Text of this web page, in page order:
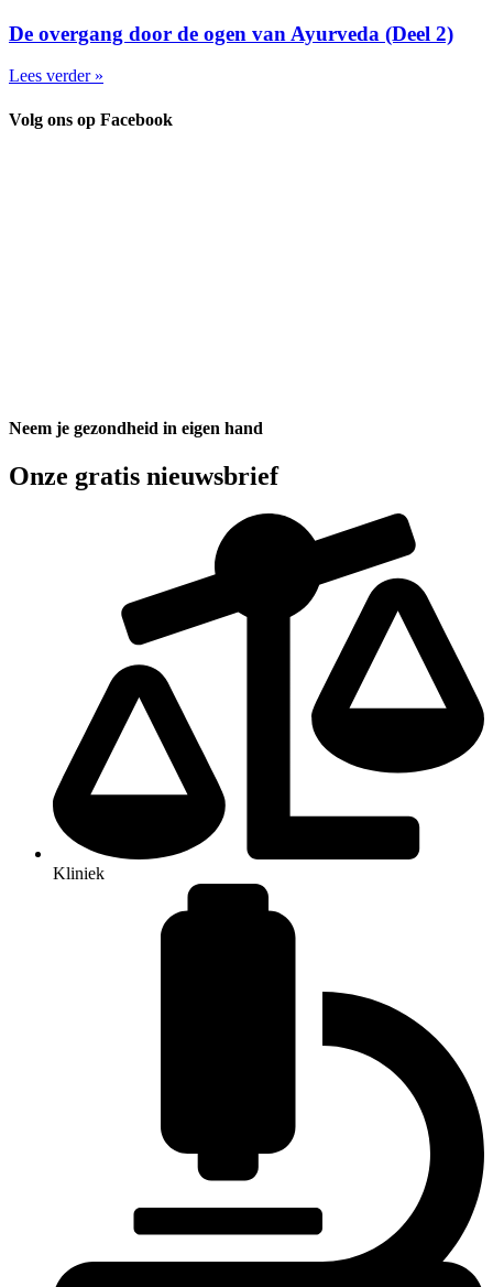
De overgang door de ogen van Ayurveda (Deel 2)
Lees verder »
Volg ons op Facebook
Neem je gezondheid in eigen hand
Onze gratis nieuwsbrief
Kliniek